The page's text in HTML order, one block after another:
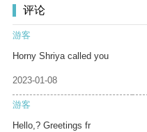
评论
游客
Horny Shriya called you
2023-01-08
游客
Hello,? Greetings fr